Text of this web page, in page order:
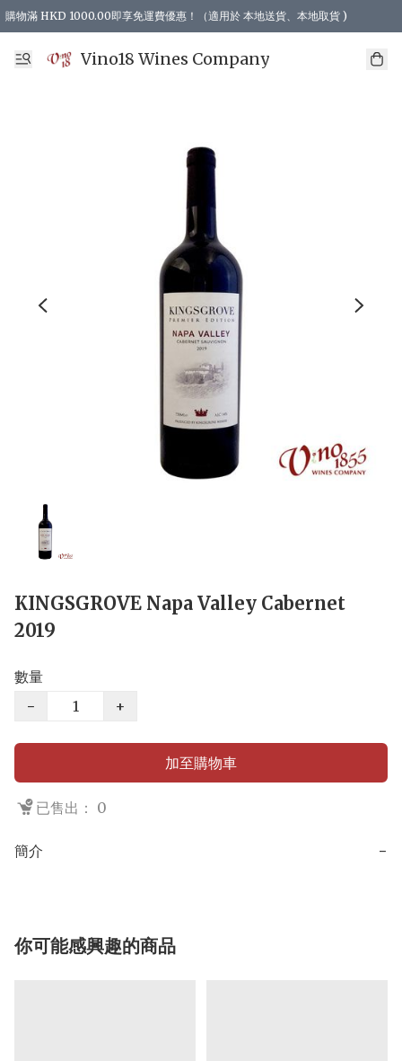
購物滿 HKD 1000.00即享免運費優惠！（適用於 本地送貨、本地取貨 )
Vino18 Wines Company
KINGSGROVE Napa Valley Cabernet
2019
數量
−
+
加至購物車
已售出： 0
簡介 −
你可能感興趣的商品